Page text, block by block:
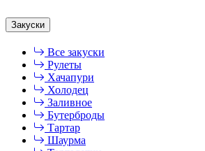
Закуски
Все закуски
Рулеты
Хачапури
Холодец
Заливное
Бутерброды
Тартар
Шаурма